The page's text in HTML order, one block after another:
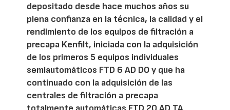
depositado desde hace muchos años su
plena confianza en la técnica, la calidad y el
rendimiento de los equipos de filtración a
precapa Kenfilt, iniciada con la adquisición
de los primeros 5 equipos individuales
semiautomáticos FTD 6 AD DO y que ha
continuado con la adquisición de las
centrales de filtración a precapa